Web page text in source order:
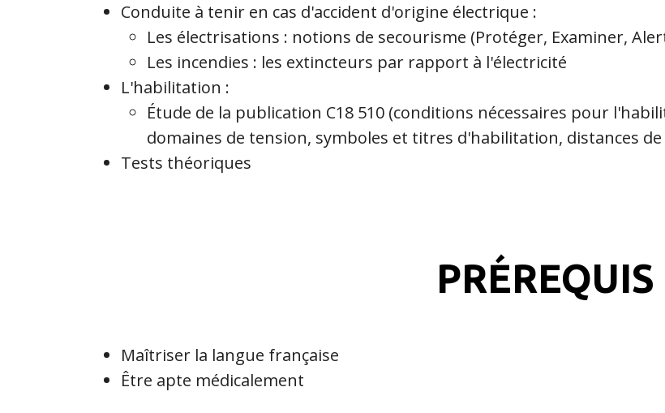
Conduite à tenir en cas d'accident d'origine électrique :
Les électrisations : notions de secourisme (Protéger, Examiner,
Les incendies : les extincteurs par rapport à l'électricité
L'habilitation :
Étude de la publication C18 510 (conditions nécessaires pour
domaines de tension, symboles et titres d'habilitation, distances
Tests théoriques
PRÉREQUIS
Maîtriser la langue française
Être apte médicalement